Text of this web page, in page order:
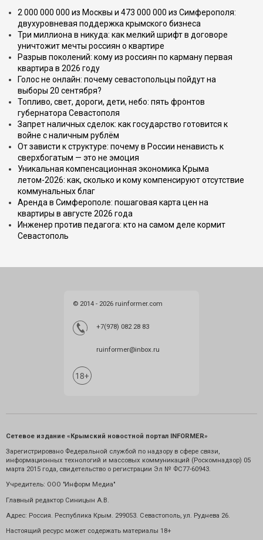
2 000 000 000 из Москвы и 473 000 000 из Симферополя:
двухуровневая поддержка крымского бизнеса
Три миллиона в никуда: как мелкий шрифт в договоре
уничтожит мечты россиян о квартире
Разрыв поколений: кому из россиян по карману первая
квартира в 2026 году
Голос не онлайн: почему севастопольцы пойдут на
выборы 20 сентября?
Топливо, свет, дороги, дети, небо: пять фронтов
губернатора Севастополя
Запрет наличных сделок: как государство готовится к
войне с наличным рублём
От зависти к структуре: почему в России ненависть к
сверхбогатым — это не эмоция
Уникальная компенсационная экономика Крыма
летом-2026: как, сколько и кому компенсируют отсутствие
коммунальных благ
Аренда в Симферополе: пошаговая карта цен на
квартиры в августе 2026 года
Инженер против педагога: кто на самом деле кормит
Севастополь
© 2014 - 2026 ruinformer.com
+7(978) 082 28 83
ruinformer@inbox.ru
Сетевое издание «Крымский новостной портал INFORMER»
Зарегистрировано Федеральной службой по надзору в сфере связи,
информационных технологий и массовых коммуникаций (Роскомнадзор) 05
марта 2015 года, свидетельство о регистрации Эл № ФС77-60943.
Учредитель: ООО "Информ Медиа"
Главный редактор Синицын А.В.
Адрес: Россия. Республика Крым. 299053. Севастополь, ул. Руднева 26.
Настоящий ресурс может содержать материалы 18+